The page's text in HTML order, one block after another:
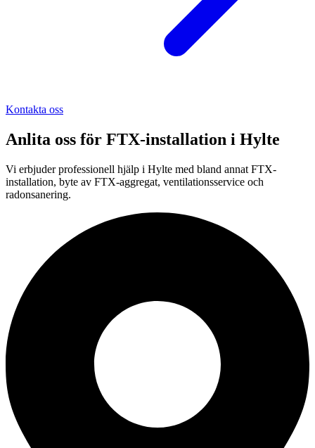
Kontakta oss
Anlita oss för FTX-installation i Hylte
Vi erbjuder professionell hjälp i Hylte med bland annat FTX-
installation, byte av FTX-aggregat, ventilationsservice och
radonsanering.